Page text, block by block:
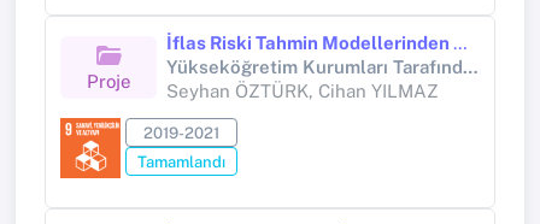
Proje
İflas Riski Tahmin Modellerinden Altman-Z Skoru'nun Borsa İstanbul Gelişen İşletmeler Piyasası'nda Test Edilmesi
Yükseköğretim Kurumları Tarafından Destekli Bilimsel Araştırma Projesi
Seyhan ÖZTÜRK, Cihan YILMAZ
2019-2021
Tamamlandı